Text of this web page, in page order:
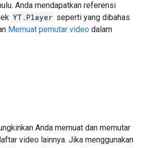
Anda mendapatkan referensi
YT.Player seperti yang dibahas
Memuat pemutar video dalam
Anda memuat dan memutar
video lainnya. Jika menggunakan